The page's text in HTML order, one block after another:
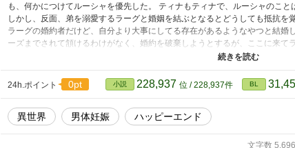
も、何かにつけてルーシャを優先した。 ティナもティナで、ルーシャのこと
しかし、反面、弟を溺愛するラーグと婚姻を結ぶとなるとどうしても抵抗
ラーグの婚約者だけど、自分より大事にしてる存在があるようなやつと結婚
ーズまでされて頷けるわけがなく、婚約を破棄しようとするが、ここに来て
ティナとラーグの婚姻を巡る攻防戦、みたいな話になる予定です。 ・いつ
な気もしますが好きなので。 ・弟はある程度成長しているので、子育てもの
トルの頭に*を付けます。
24h.ポイント 0pt 小説 228,937 位 / 228,937件 BL
異世界 男体妊娠 ハッピーエンド
文字数 5,696